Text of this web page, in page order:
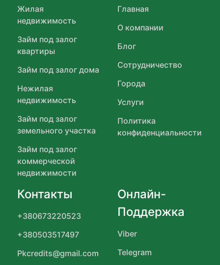
Жилая
недвижимость
Займ под залог
квартиры
Займ под залог дома
Нежилая
недвижимость
Займ под залог
земельного участка
Займ под залог
коммерческой
недвижимости
Главная
О компании
Блог
Сотрудничество
Города
Услуги
Политика
конфиденциальности
Контакты
+380673220523
+380503517497
Pkcredits@gmail.com
Онлайн-
Поддержка
Viber
Telegram